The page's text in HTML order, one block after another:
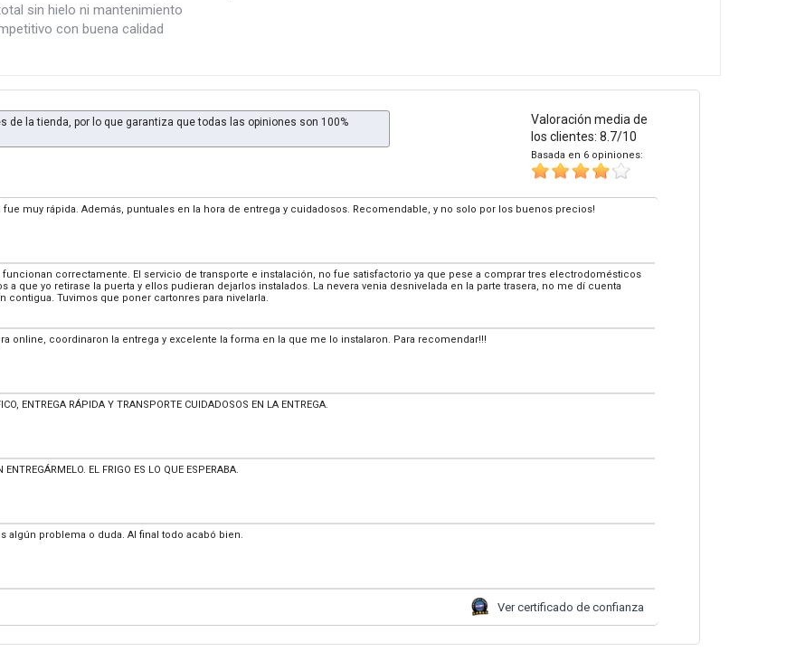
sin hielo ni mantenimiento
con buena calidad
Valoración media de
los clientes: 8.7/10
Basada en 6 opiniones:
de la tienda, por lo que garantiza que todas las opiniones son 100%
muy rápida. Además, puntuales en la hora de entrega y cuidadosos. Recomendable, y no solo por los buenos precios!
correctamente. El servicio de transporte e instalación, no fue satisfactorio ya que pese a comprar tres electrodomésticos
a que yo retirase la puerta y ellos pudieran dejarlos instalados. La nevera venia desnivelada en la parte trasera, no me dí cuenta
contigua. Tuvimos que poner cartonres para nivelarla.
online, coordinaron la entrega y excelente la forma en la que me lo instalaron. Para recomendar!!!
ENTREGA RÁPIDA Y TRANSPORTE CUIDADOSOS EN LA ENTREGA.
EL FRIGO ES LO QUE ESPERABA.
algún problema o duda. Al final todo acabó bien.
Ver certificado de confianza